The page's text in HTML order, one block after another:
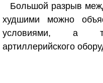
Большой разрыв
худшими можно
условиями, а
артиллерийского